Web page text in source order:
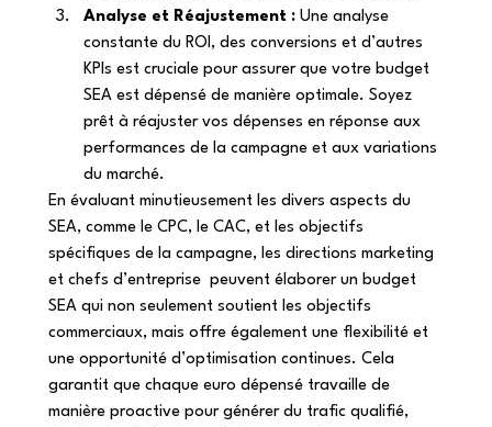
Analyse et Réajustement : Une analyse
constante du ROI, des conversions et d’autres
KPIs est cruciale pour assurer que votre budget
SEA est dépensé de manière optimale. Soyez
prêt à réajuster vos dépenses en réponse aux
performances de la campagne et aux variations
du marché.
En évaluant minutieusement les divers aspects du
SEA, comme le CPC, le CAC, et les objectifs
spécifiques de la campagne, les directions marketing
et chefs d’entreprise  peuvent élaborer un budget
SEA qui non seulement soutient les objectifs
commerciaux, mais offre également une flexibilité et
une opportunité d’optimisation continues. Cela
garantit que chaque euro dépensé travaille de
manière proactive pour générer du trafic qualifié,